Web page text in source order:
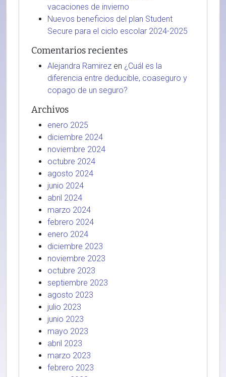
vacaciones de invierno
Nuevos beneficios del plan Student
Secure para el ciclo escolar 2024-2025
Comentarios recientes
Alejandra Ramirez en ¿Cuál es la
diferencia entre deducible, coaseguro y
copago de un seguro?
Archivos
enero 2025
diciembre 2024
noviembre 2024
octubre 2024
agosto 2024
junio 2024
abril 2024
marzo 2024
febrero 2024
enero 2024
diciembre 2023
noviembre 2023
octubre 2023
septiembre 2023
agosto 2023
julio 2023
junio 2023
mayo 2023
abril 2023
marzo 2023
febrero 2023